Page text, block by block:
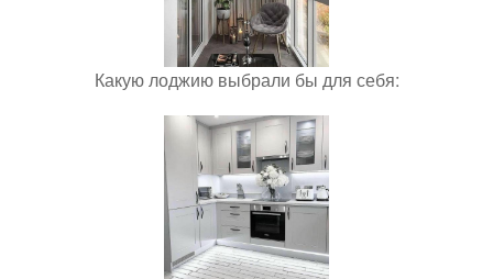
Какую лоджию выбрали бы для себя: